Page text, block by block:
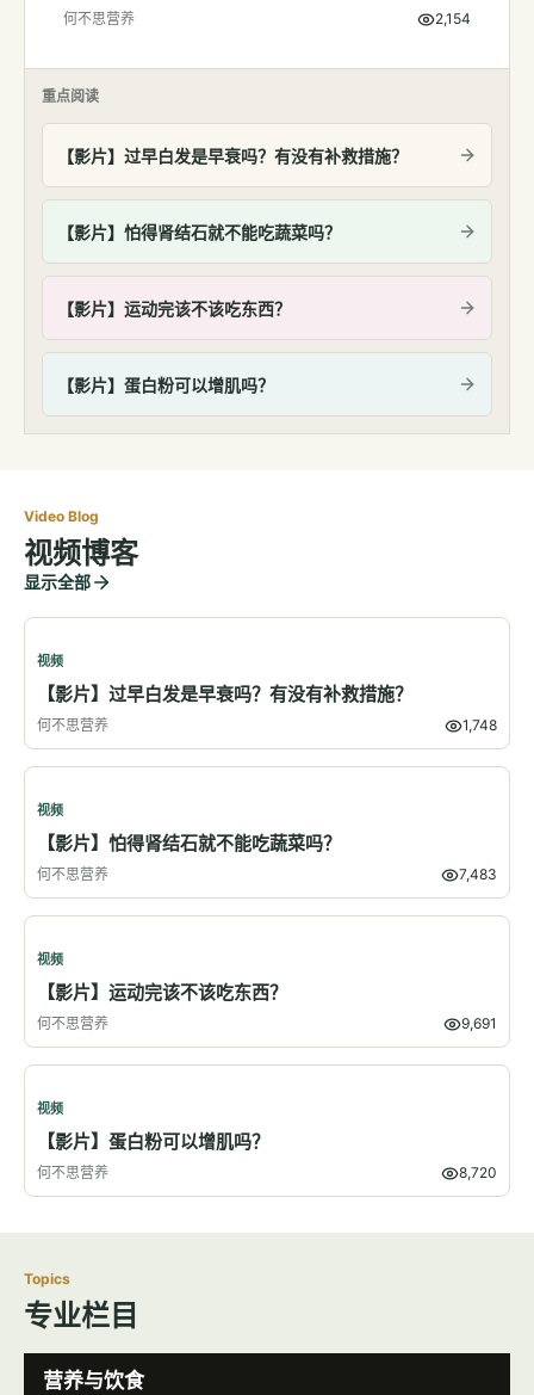
何不思营养 2,154
重点阅读
【影片】过早白发是早衰吗？有没有补救措施？
【影片】怕得肾结石就不能吃蔬菜吗？
【影片】运动完该不该吃东西？
【影片】蛋白粉可以增肌吗？
Video Blog
视频博客
显示全部
视频
【影片】过早白发是早衰吗？有没有补救措施？
何不思营养 1,748
视频
【影片】怕得肾结石就不能吃蔬菜吗？
何不思营养 7,483
视频
【影片】运动完该不该吃东西？
何不思营养 9,691
视频
【影片】蛋白粉可以增肌吗？
何不思营养 8,720
Topics
专业栏目
营养与饮食